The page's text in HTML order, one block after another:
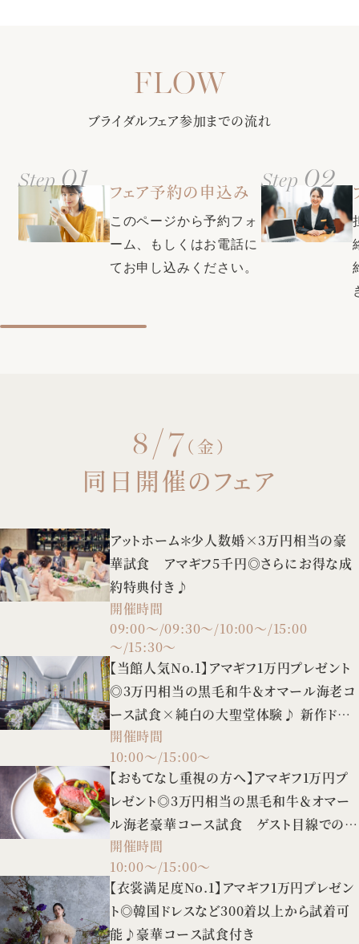
【口コミで衣裳満足度1位の式場★県内最大級衣裳サロンをご
案内】自由に選べる圧巻の300着。全国約40のグループ式場
から取り寄せ可能＆新たに話題の韓国ドレスや人気ブランド
ドレスも入荷！おふたりの運命の1着が見つかります♪
び頂ける料理はゲストからも大好評♪料理長との打ち合わせで
更に全館バリアフリー・親族控室・ゲスト控室・着付室（ヘ
クチコミで本番満足度1位・衣装満足度1位・コストパフォー
マンス部門1位の式場に選ばれた同会場。素敵な結婚式をお得
に叶える特典も充実♪お気軽にプランナーにお問い合わせくだ
さい。
ブライダルフェア参加までの流れ
Step 01 フェア予約の申込み
このページから予約フォ
ーム、もしくはお電話に
てお申し込みください。
Step 02
8/7（金）
同日開催のフェア
アットホーム＊少人数婚×3万円相当の豪
華試食 アマギフ5千円◎さらにお得な成
約特典付き♪
開催時間
09:00～/09:30～/10:00～/15:00
～/15:30～
【当館人気No.1】アマギフ1万円プレゼント
◎3万円相当の黒毛和牛＆オマール海老コ
ース試食×純白の大聖堂体験♪ 新作ドレ
スの試着や3タイプの会場案内など、憧れ
花嫁FULL体験BIGフェア！
開催時間
10:00～/15:00～
【おもてなし重視の方へ】アマギフ1万円プ
レゼント◎3万円相当の黒毛和牛＆オマー
ル海老豪華コース試食 ゲスト目線での会
場見学も♪
開催時間
10:00～/15:00～
【衣裳満足度No.1】アマギフ1万円プレゼン
ト◎韓国ドレスなど300着以上から試着可
能♪豪華コース試食付き